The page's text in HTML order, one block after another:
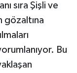
sıra Şişli ve
gözaltına
Bu